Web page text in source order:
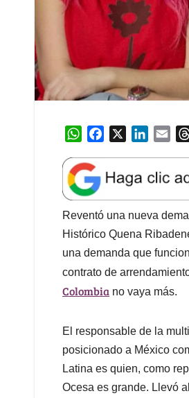
W
a
t
s
A
p
p
e
b
o
o
k
k
e
d
I
n
l
Reventó una nueva
Histórico Quena
una demanda que
contrato de
Colombia no vaya más.
El responsable de la
posicionado a México
Latina es quien, como
Ocesa es grande. Llevó